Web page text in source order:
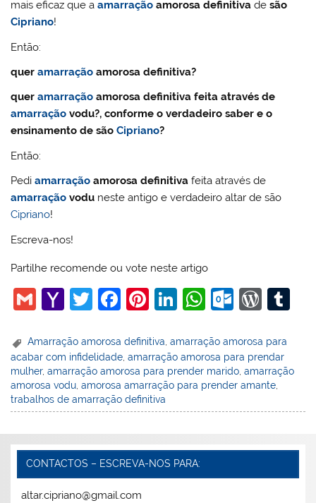
mais eficaz que aamarração amorosa definitiva desão
Cipriano!
Então:
queramarração amorosa definitiva?
queramarração amorosa definitiva feita através de
amarração vodu?, conforme o verdadeiro saber e o
ensinamento de sãoCipriano?
Então:
Pediamarração amorosa definitivafeita através de
amarração vodu neste antigo e verdadeiro altar de são
Cipriano!
Escreva-nos!
Partilhe recomende ou vote neste artigo
G
ai
l
Y
h
o
o
M
l
T
itt
er
F
c
e
b
o
k
Pi
er
e
st
Li
k
e
dI
n
W
at
s
A
p
O
lo
o
k.
c
m
W
d
Pr
e
ss
bl
Amarração amorosa definitiva ,amarração amorosa para
acabar com infidelidade ,amarração amorosa para prendar
mulher,amarração amorosa para prender marido ,amarração
amorosa vodu ,amorosa amarração para prender amante
trabalhos de amarração definitiva
CONTACTOS – ESCREVA-NOS PARA:
altar.cipriano@gmail.com